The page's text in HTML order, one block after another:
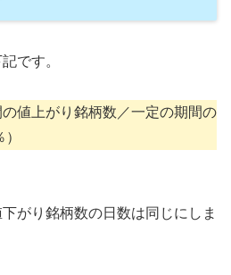
です。
値上がり銘柄数／一定の期間の
がり銘柄数の日数は同じにしま